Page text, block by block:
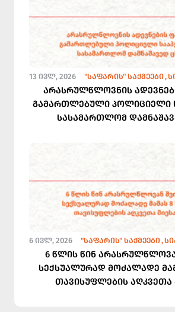
13 ᲘᲕᲚ, 2026 "ᲡᲐᲤᲐᲠᲘᲡ" ᲡᲐᲥᲛᲔᲔᲑᲘ
არასრულწლოვნის
გამართლებული პოლიციელი
სასამართლომ
6 ᲘᲕᲚ, 2026 "ᲡᲐᲤᲐᲠᲘᲡ" ᲡᲐᲥᲛᲔᲔᲑᲘ
6 წლის წინ
სექსუალურად მოძალადე
თავისუფლების აღკვეთა